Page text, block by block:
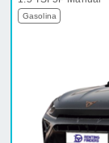
Gasolina